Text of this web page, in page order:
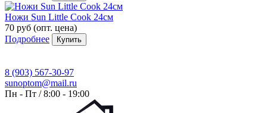
Ножи Sun Little Cook 24см
70 руб (опт. цена)
Подробнее
Купить
8 (903) 567-30-97
sunoptom@mail.ru
Пн - Пт / 8:00 - 19:00